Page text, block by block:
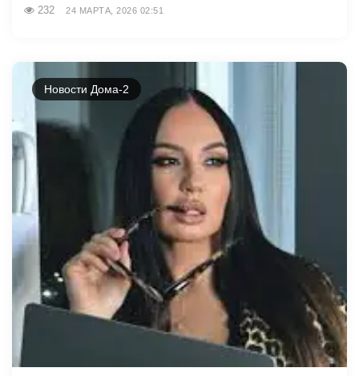
232 24 МАРТА, 2026 02:51
Новости Дома-2